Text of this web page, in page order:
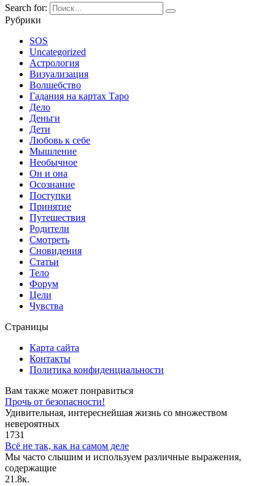
Search for:
Рубрики
SOS
Uncategorized
Астрология
Визуализация
Волшебство
Гадания на картах Таро
Дело
Деньги
Дети
Любовь к себе
Мышление
Необычное
Он и она
Осознание
Поступки
Принятие
Путешествия
Родители
Смотреть
Сновидения
Статьи
Тело
Форум
Цели
Чувства
Страницы
Карта сайта
Контакты
Политика конфиденциальности
Вам также может понравиться
Прочь от безопасности!
Удивительная, интереснейшая жизнь со множеством
невероятных
1 731
Всё не так, как на самом деле
Мы часто слышим и используем различные выражения,
содержащие
21.8к.